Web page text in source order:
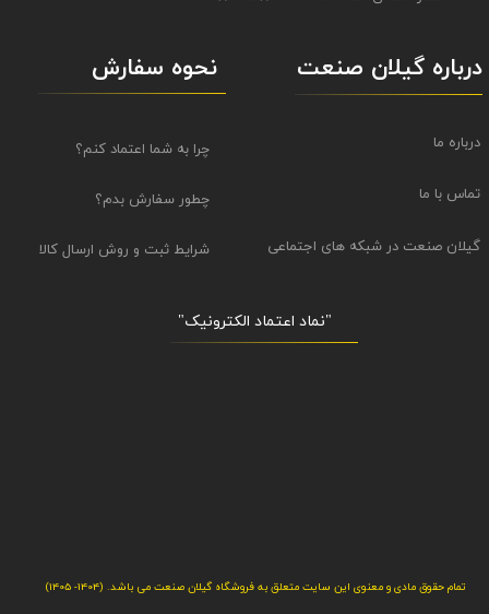
نحوه سفارش
چرا به شما اعتماد کنم؟
چطور سفارش بدم؟
شرایط ثبت و روش ارسال کالا
تمام حقوق مادی و معنوی این سایت متعلق به فروشگاه گیلان صنعت می باشد. (1404- 1405)
"نماد اعتماد الکترونیک​​​​​​​"
درباره گیلان صنعت
درباره ما
تماس با ما
گیلان صنعت در شبکه های اجتماعی